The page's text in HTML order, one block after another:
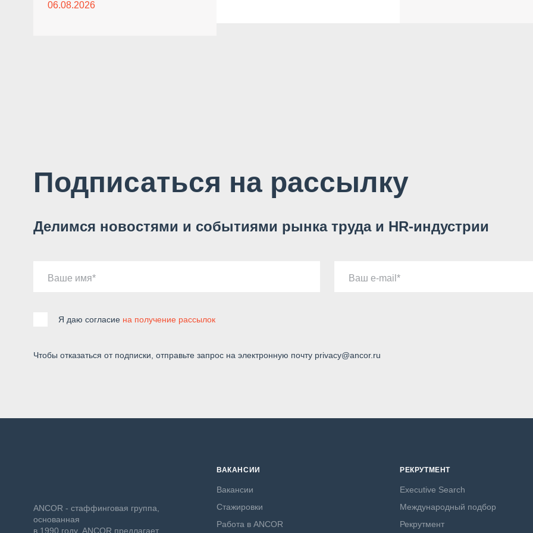
06.08.2026
Подписаться на рассылку
Делимся новостями и событиями рынка труда и HR-индустрии
Ваше имя Ваш e-mail
Я даю согласие на получение рассылок
Чтобы отказаться от подписки, отправьте запрос на электронную почту privacy@ancor.ru
ANCOR - стаффинговая группа,
основанная
в 1990 году. ANCOR предлагает
ВАКАНСИИ
Вакансии
Стажировки
Работа в ANCOR
РЕКРУТМЕНТ
Executive Search
Международный подбор
Рекрутмент